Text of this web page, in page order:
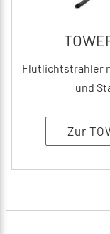
Flutlichtstrahler
und
Zur